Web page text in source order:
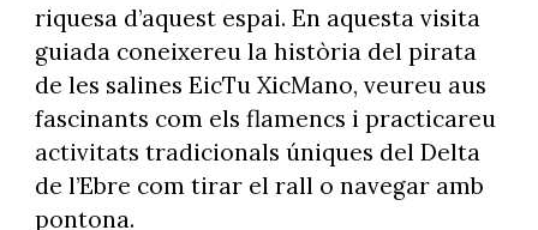
riquesa d’aquest espai. En aquesta visita
guiada coneixereu la història del pirata
de les salines EicTu XicMano, veureu aus
fascinants com els flamencs i practicareu
activitats tradicionals úniques del Delta
de l’Ebre com tirar el rall o navegar amb
pontona.